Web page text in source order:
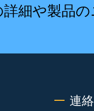
細や製品
連